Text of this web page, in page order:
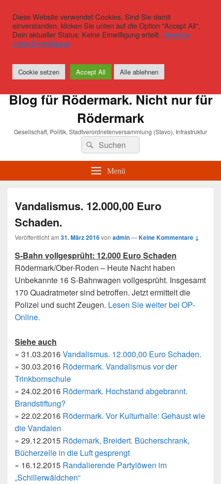
Blog für Rödermark. Nicht nur für
Rödermark
Gesellschaft, Politik, Stadtverordnetenversammlung (Stavo), Infrastruktur
Suchen
nach:
Suchen
Menü
Vandalismus. 12.000,00 Euro
Schaden.
Veröffentlicht am 31. März 2016von admin—Keine Kommentare ↓
S-Bahn vollgesprüht: 12.000 Euro Schaden
Rödermark/Ober-Roden – Heute Nacht haben
Unbekannte 16 S-Bahnwagen vollgesprüht. Insgesamt
170 Quadratmeter sind betroffen. Jetzt ermittelt die
Polizei und sucht Zeugen. Lesen Sie weiter bei OP-
Online.
Siehe auch
» 31.03.2016Vandalismus. 12.000,00 Euro Schaden.
» 30.03.2016 Rödermark. Vandalismus vor der
Trinkbornschule
» 24.02.2016 Rödermark. Hochstand abgebrannt.
Brandstiftung?
» 22.02.2016 Rödermark. Vor Kulturhalle: Gehaust wie
die Vandalen
» 29.12.2015 Rödemark, Breidert. Bücherschrank,
Bücherzelle in die Luft gesprengt
» 16.12.2015 Randalierende Partylöwen im
„Schillerwäldchen“
Diese Website verwendet Cookies. Sind Sie damit
einverstanden, klicken Sie unten auf die Option "Accept All".
Dein aktueller Status: Keine Einwilligung erteilt. Verwalte
deine Einwilligung
Cookie setzen Accept All Alle ablehnen